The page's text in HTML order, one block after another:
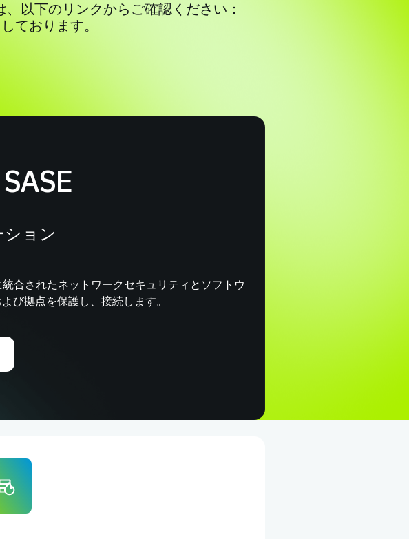
以下のリンクからご確認ください：
ております。
ョン
合されたネットワークセキュリティとソフトウ
び拠点を保護し、接続します。